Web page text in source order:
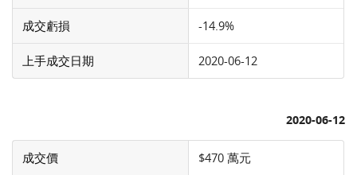
成交虧損 -14.9%
上手成交日期 2020-06-12
2020-06-12
成交價 $470 萬元